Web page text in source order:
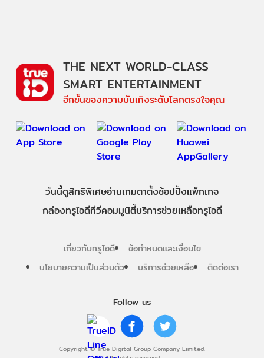
Follow us
Copyright © True Digital Group Company Limited.
THE NEXT WORLD-CLASS
SMART ENTERTAINMENT
อีกขั้นของความบันเทิงระดับโลกตรงใจคุณ
วันนี้ดูสิทธิพิเศษอ่านเกมตาตั้งช้อปปิ้งแพ็กเกจ
กล่องทรูไอดีทีวีคอมมูนิตี้บริการช่วยเหลือทรูไอดี
เกี่ยวกับทรูไอดี
ข้อกำหนดและเงื่อนไข
นโยบายความเป็นส่วนตัว
บริการช่วยเหลือ ติดต่อเรา